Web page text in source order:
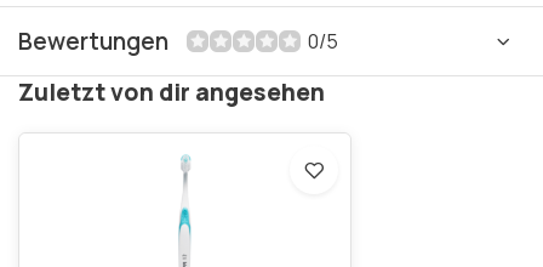
Bewertungen 0/5
Zuletzt von dir angesehen